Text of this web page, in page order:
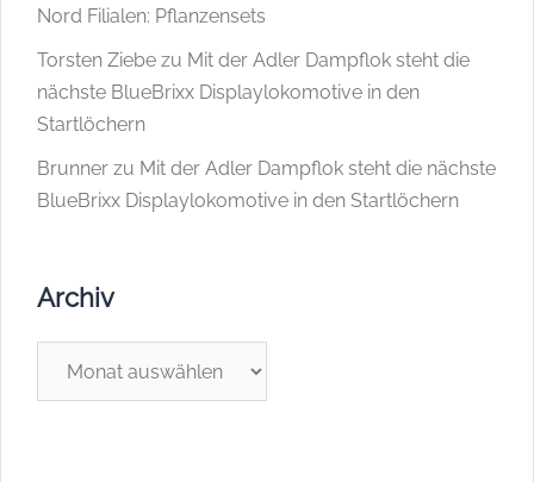
Nord Filialen: Pflanzensets
Torsten Ziebe zu Mit der Adler Dampflok steht die
nächste BlueBrixx Displaylokomotive in den
Startlöchern
Brunner zu Mit der Adler Dampflok steht die nächste
BlueBrixx Displaylokomotive in den Startlöchern
Archiv